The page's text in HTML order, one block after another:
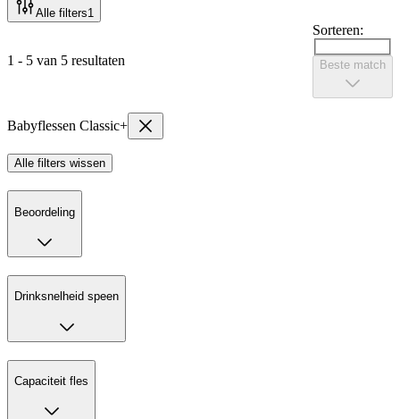
Alle filters1
1 - 5 van 5 resultaten
Sorteren:
Beste match
Babyflessen Classic+
Alle filters wissen
Beoordeling
Drinksnelheid speen
Capaciteit fles